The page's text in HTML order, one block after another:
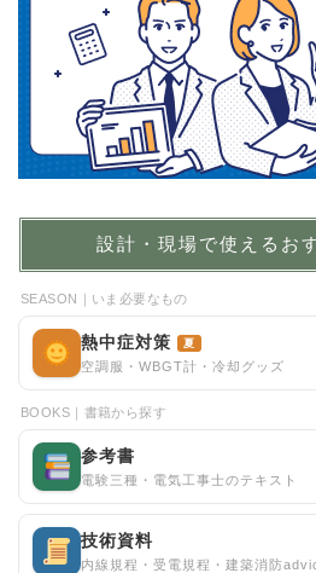
設計・現場で使えるお
SEASON｜いま必要なもの
熱中症対策 夏
空調服・WBGT計・冷却グッズ
BOOKS｜書籍から探す
参考書
電験三種・電気工事士のテキスト
技術資料
内線規程・受電規程・建築消防